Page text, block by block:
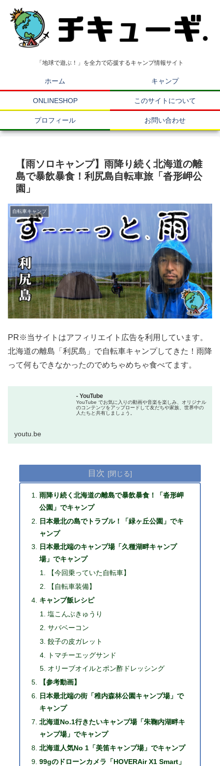
「地球で遊ぶ！」を全力で応援するキャンプ情報サイト
ホーム キャンプ
ONLINESHOP このサイトについて
プロフィール お問い合わせ
【雨ソロキャンプ】雨降り続く北海道の離
島で暴飲暴食！利尻島自転車旅「沓形岬公
園」
自転車キャンプ
PR※当サイトはアフィリエイト広告を利用しています。
北海道の離島「利尻島」で自転車キャンプしてきた！雨降
って何もできなかったのでめちゃめちゃ食べてます。
- YouTube
YouTube でお気に入りの動画や音楽を楽しみ、オリジナル
のコンテンツをアップロードして友だちや家族、世界中の
人たちと共有しましょう。
youtu.be
目次
雨降り続く北海道の離島で暴飲暴食！「沓形岬
公園」でキャンプ
日本最北の島でトラブル！「緑ヶ丘公園」でキ
ャンプ
日本最北端のキャンプ場「久種湖畔キャンプ
場」でキャンプ
【今回乗っていた自転車】
【自転車装備】
キャンプ飯レシピ
塩こんぶきゅうり
サバベーコン
餃子の皮ガレット
トマチーエッグサンド
オリーブオイルとポン酢ドレッシング
【参考動画】
日本最北端の街「稚内森林公園キャンプ場」で
キャンプ
北海道No.1行きたいキャンプ場「朱鞠内湖畔キ
ャンプ場」でキャンプ
北海道人気No 1「美笛キャンプ場」でキャンプ
99gのドローンカメラ「HOVERAir X1 Smart」